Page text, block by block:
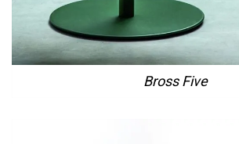
Bross Five